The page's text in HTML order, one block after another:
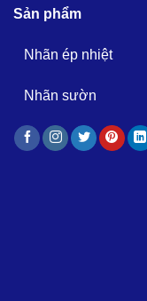
Sản phẩm
Nhãn ép nhiệt
Nhãn sườn